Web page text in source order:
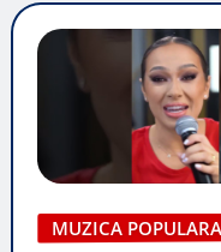
MUZICA POPULARA